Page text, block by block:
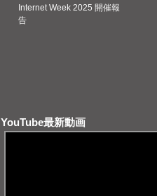
Internet Week 2025 開催報
告
YouTube最新動画